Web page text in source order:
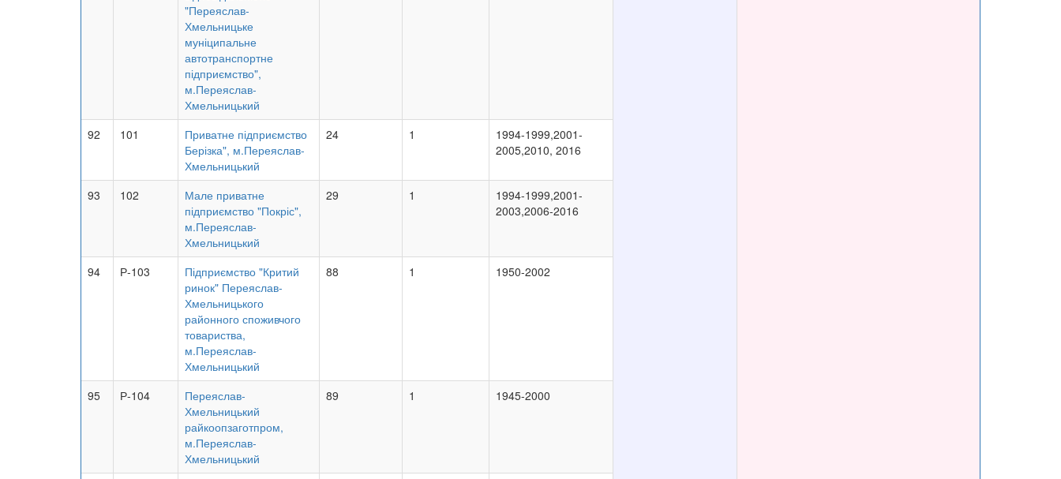
"Переяслав-
Хмельницьке
муніципальне
автотранспортне
підприємство",
м.Переяслав-
Хмельницький
92 101
Приватне підприємство
Берізка", м.Переяслав-
Хмельницький
24 1
1994-1999,2001-
2005,2010, 2016
93 102
Мале приватне
підприємство "Покріс",
м.Переяслав-
Хмельницький
29 1
1994-1999,2001-
2003,2006-2016
94 Р-103
Підприємство "Критий
ринок" Переяслав-
Хмельницького
районного споживчого
товариства,
м.Переяслав-
Хмельницький
88 1 1950-2002
95 Р-104
Переяслав-
Хмельницький
райкоопзаготпром,
м.Переяслав-
Хмельницький
89 1 1945-2000